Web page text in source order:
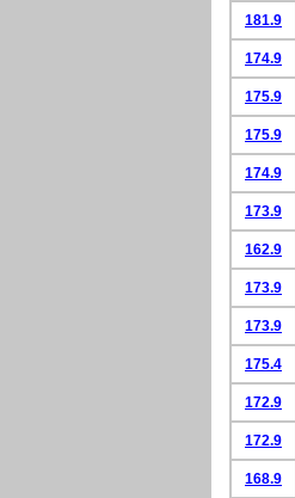
181.9
174.9
175.9
175.9
174.9
173.9
162.9
173.9
173.9
175.4
172.9
172.9
168.9